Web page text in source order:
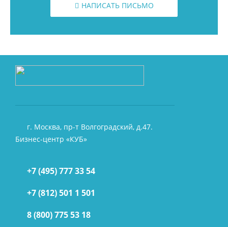
НАПИСАТЬ ПИСЬМО
г. Москва, пр-т Волгоградский, д.47.
Бизнес-центр «КУБ»
+7 (495) 777 33 54
+7 (812) 501 1 501
8 (800) 775 53 18